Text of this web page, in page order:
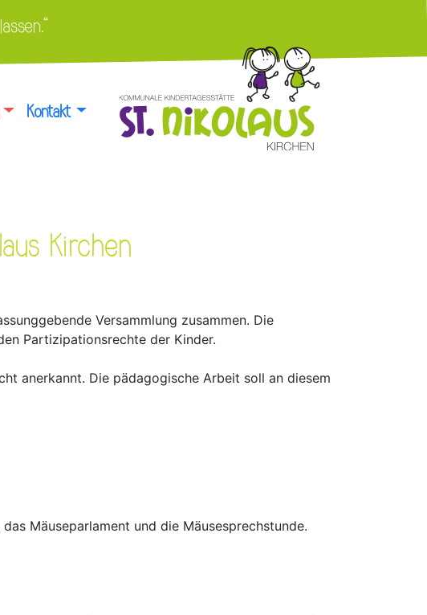
Kontakt
Kirchen
Versammlung zusammen. Die
Partizipationsrechte der Kinder.
anerkannt. Die pädagogische Arbeit soll an diesem
Mäuseparlament und die Mäusesprechstunde.